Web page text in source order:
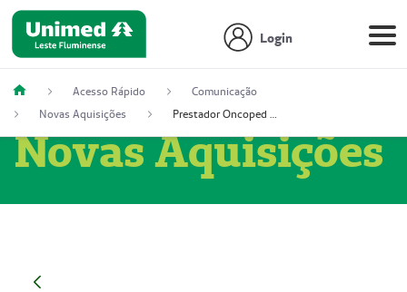
Login
Acesso Rápido
Comunicação
Novas Aquisições
Prestador Oncoped Serviços Médicos (51004335-0)
Novas Aquisições